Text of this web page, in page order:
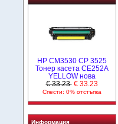
HP CM3530 CP 3525
Тонер касета CE252A
YELLOW нова
€ 33.23 € 33.23
Спести: 0% отстъпка
Информация